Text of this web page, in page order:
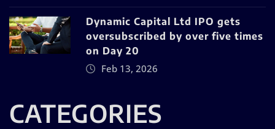
Dynamic Capital Ltd IPO gets
oversubscribed by over five times
on Day 20
Feb 13, 2026
CATEGORIES